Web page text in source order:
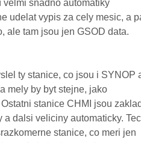
velmi snadno automatiky
udelat vypis za cely mesic, a
ale tam jsou jen GSOD data.
ty stanice, co jsou i SYNOP
mely by byt stejne, jako
stanice CHMI jsou
dalsi veliciny automaticky.
stanice, co meri jen